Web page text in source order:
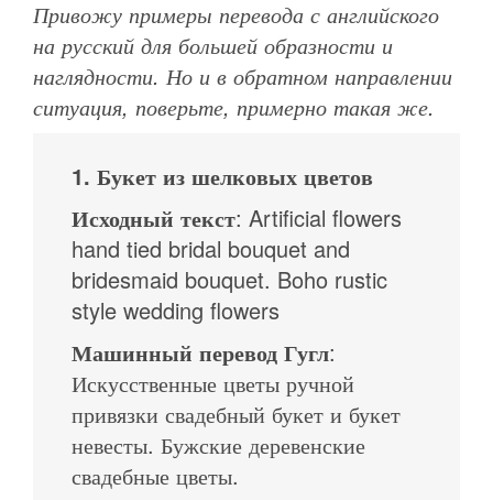
Привожу примеры перевода с английского
на русский для большей образности и
наглядности. Но и в обратном направлении
ситуация, поверьте, примерно такая же.
1. Букет из шелковых цветов
Исходный текст: Artificial flowers
hand tied bridal bouquet and
bridesmaid bouquet. Boho rustic
style wedding flowers
Машинный перевод Гугл:
Искусственные цветы ручной
привязки свадебный букет и букет
невесты. Бужские деревенские
свадебные цветы.